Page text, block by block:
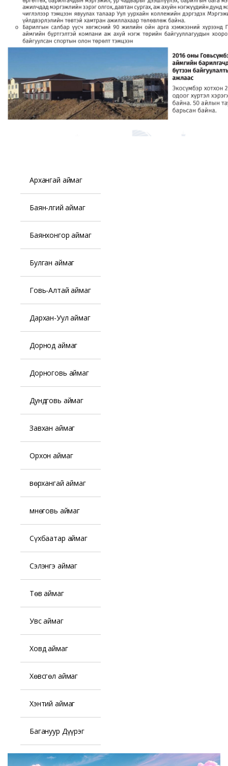
Архангай аймаг
Баян-Өлгий аймаг
Баянхонгор аймаг
Булган аймаг
Говь-Алтай аймаг
Дархан-Уул аймаг
Дорнод аймаг
Дорноговь аймаг
Дундговь аймаг
Завхан аймаг
Орхон аймаг
Өвөрхангай аймаг
Өмнөговь аймаг
Сүхбаатар аймаг
Сэлэнгэ аймаг
Төв аймаг
Увс аймаг
Ховд аймаг
Хөвсгөл аймаг
Хэнтий аймаг
Багануур Дүүрэг